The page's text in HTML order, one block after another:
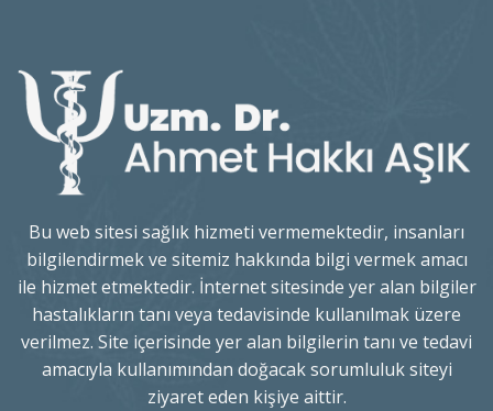
Bu web sitesi sağlık hizmeti vermemektedir, insanları
bilgilendirmek ve sitemiz hakkında bilgi vermek amacı
ile hizmet etmektedir. İnternet sitesinde yer alan bilgiler
hastalıkların tanı veya tedavisinde kullanılmak üzere
verilmez. Site içerisinde yer alan bilgilerin tanı ve tedavi
amacıyla kullanımından doğacak sorumluluk siteyi
ziyaret eden kişiye aittir.